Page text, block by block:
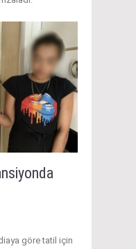
göre tatil için